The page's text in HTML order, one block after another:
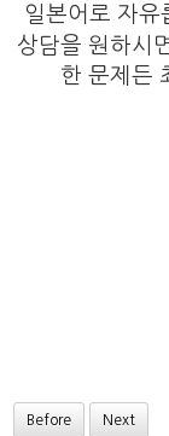
일본어로 자유
상담을 원하시
한 문제든
Before Next